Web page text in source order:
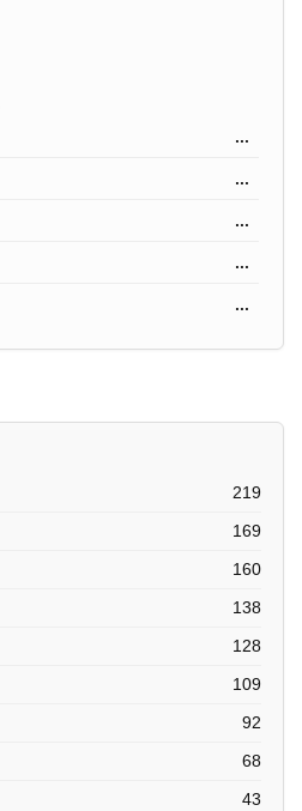
...
...
...
...
...
219
169
160
138
128
109
92
68
43